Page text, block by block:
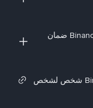
كيف أحمي نفسي من الاحتيال؟ Binance P2P ضمان